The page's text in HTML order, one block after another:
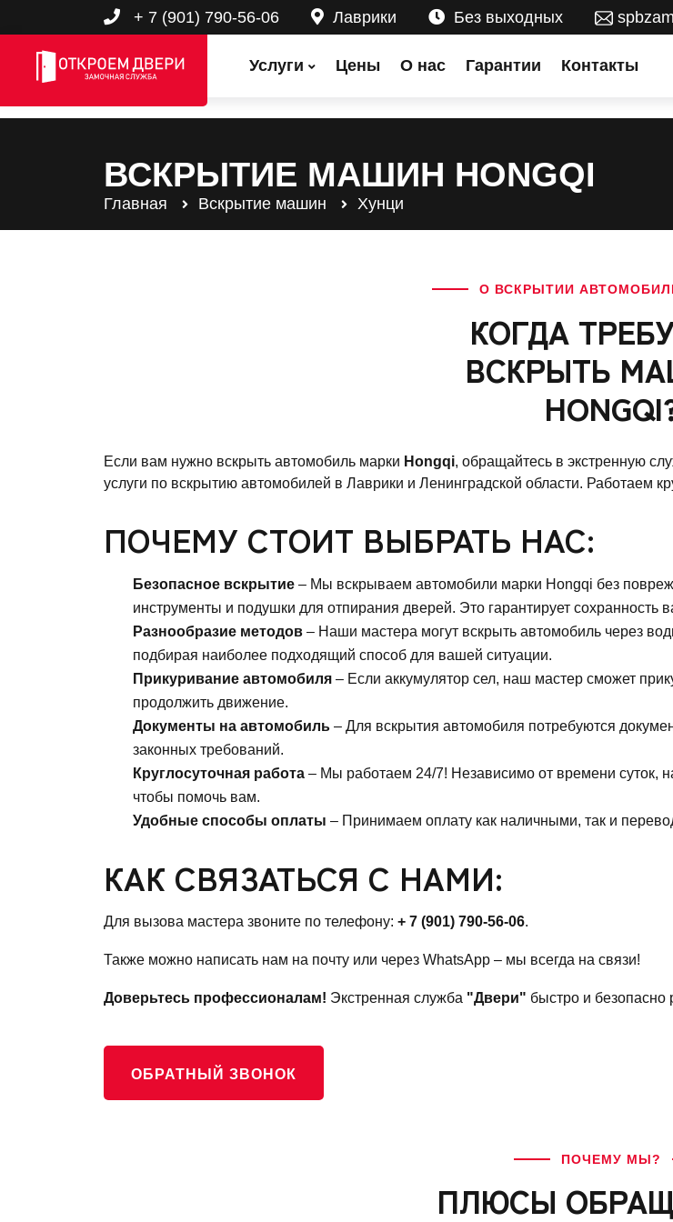
+ 7 (901) 790-56-06 Лаврики Без выходных
Услуги Цены О нас Гарантии Контакты
ВСКРЫТИЕ МАШИН HONGQI
Главная Вскрытие машин Хунци
О ВСКРЫТИИ
КОГДА
ВСКРЫТЬ
Если вам нужно вскрыть автомобиль марки Hongqi, обращайтесь в экстренную
услуги по вскрытию автомобилей в Лаврики и Ленинградской области. Работаем
ПОЧЕМУ СТОИТ ВЫБРАТЬ НАС:
Безопасное вскрытие – Мы вскрываем автомобили марки Hongqi без
инструменты и подушки для отпирания дверей. Это гарантирует сохранность
Разнообразие методов – Наши мастера могут вскрыть автомобиль через
подбирая наиболее подходящий способ для вашей ситуации.
Прикуривание автомобиля – Если аккумулятор сел, наш мастер сможет
продолжить движение.
Документы на автомобиль – Для вскрытия автомобиля потребуются
законных требований.
Круглосуточная работа – Мы работаем 24/7! Независимо от времени суток,
чтобы помочь вам.
Удобные способы оплаты – Принимаем оплату как наличными, так и
КАК СВЯЗАТЬСЯ С НАМИ:
Для вызова мастера звоните по телефону: + 7 (901) 790-56-06.
Также можно написать нам на почту или через WhatsApp – мы всегда на связи!
Доверьтесь профессионалам! Экстренная служба "Двери" быстро и
ОБРАТНЫЙ ЗВОНОК
ПОЧЕМУ МЫ?
ПЛЮСЫ